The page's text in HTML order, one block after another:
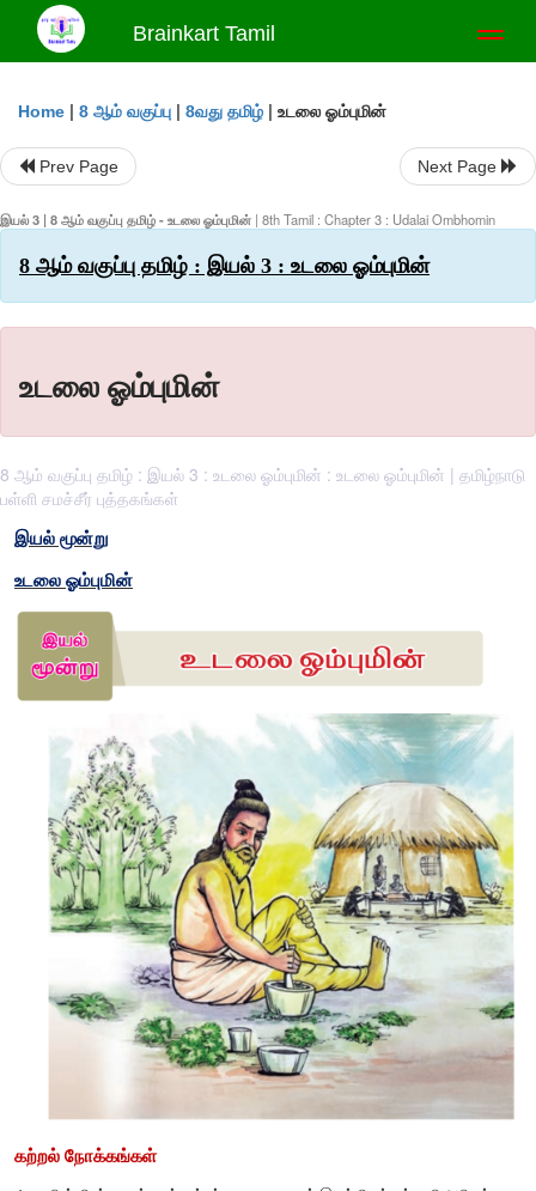
Brainkart Tamil
Home | 8 ஆம் வகுப்பு | 8வது தமிழ் | உடலை ஓம்புமின்
Prev Page Next Page
இயல் 3 | 8 ஆம் வகுப்பு தமிழ் - உடலை ஓம்புமின் | 8th Tamil : Chapter 3 : Udalai Ombhomin
8 ஆம் வகுப்பு தமிழ் : இயல் 3 : உடலை ஓம்புமின்
உடலை ஓம்புமின்
8 ஆம் வகுப்பு தமிழ் : இயல் 3 : உடலை ஓம்புமின் : உடலை ஓம்புமின் | தமிழ்நாடு
பள்ளி சமச்சீர் புத்தகங்கள்
இயல் மூன்று